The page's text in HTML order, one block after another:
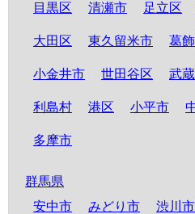
目黒区 清瀬市 足立区
大田区 東久留米市 葛
小金井市 世田谷区 武
利島村 港区 小平市
多摩市
群馬県
安中市
みどり市 渋川市